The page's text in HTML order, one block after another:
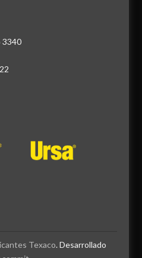
3340
Texaco. Desarrollado